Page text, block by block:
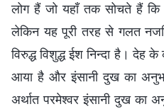
लोग हैं जो यहाँ तक सोचते हैं कि
लेकिन यह पूरी तरह से गलत
विरुद्ध विशुद्ध ईश निन्दा है। देह
आया है और इंसानी दुख का
अर्थात परमेश्वर इंसानी दुख का